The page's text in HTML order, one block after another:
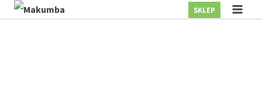
Przejdź
SKLEP